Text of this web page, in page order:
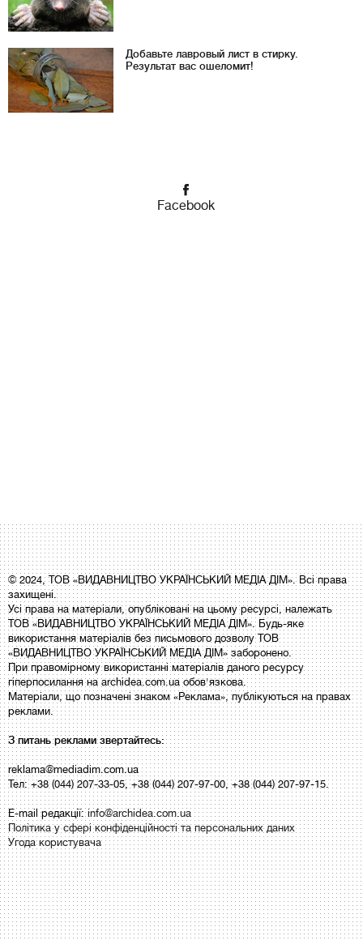
Добавьте лавровый лист в стирку.
Результат вас ошеломит!
Facebook
© 2024, ТОВ «ВИДАВНИЦТВО УКРАЇНСЬКИЙ МЕДІА ДІМ». Всі права
захищені.
Усі права на матеріали, опубліковані на цьому ресурсі, належать
ТОВ «ВИДАВНИЦТВО УКРАЇНСЬКИЙ МЕДІА ДІМ». Будь-яке
використання матеріалів без письмового дозволу ТОВ
«ВИДАВНИЦТВО УКРАЇНСЬКИЙ МЕДІА ДІМ» заборонено.
При правомірному використанні матеріалів даного ресурсу
гіперпосилання на archidea.com.ua обов'язкова.
Матеріали, що позначені знаком «Реклама», публікуються на правах
реклами.
З питань реклами звертайтесь:
reklama@mediadim.com.ua
Тел: +38 (044) 207-33-05, +38 (044) 207-97-00, +38 (044) 207-97-15.
E-mail редакції:info@archidea.com.ua
Політика у сфері конфіденційності та персональних даних
Угода користувача